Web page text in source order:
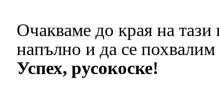
Очакваме до края на
напълно и да се
Успех, русокоске!